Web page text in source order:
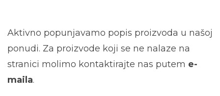
Aktivno popunjavamo popis proizvoda u našoj
ponudi. Za proizvode koji se ne nalaze na
stranici molimo kontaktirajte nas putem e-
maila.